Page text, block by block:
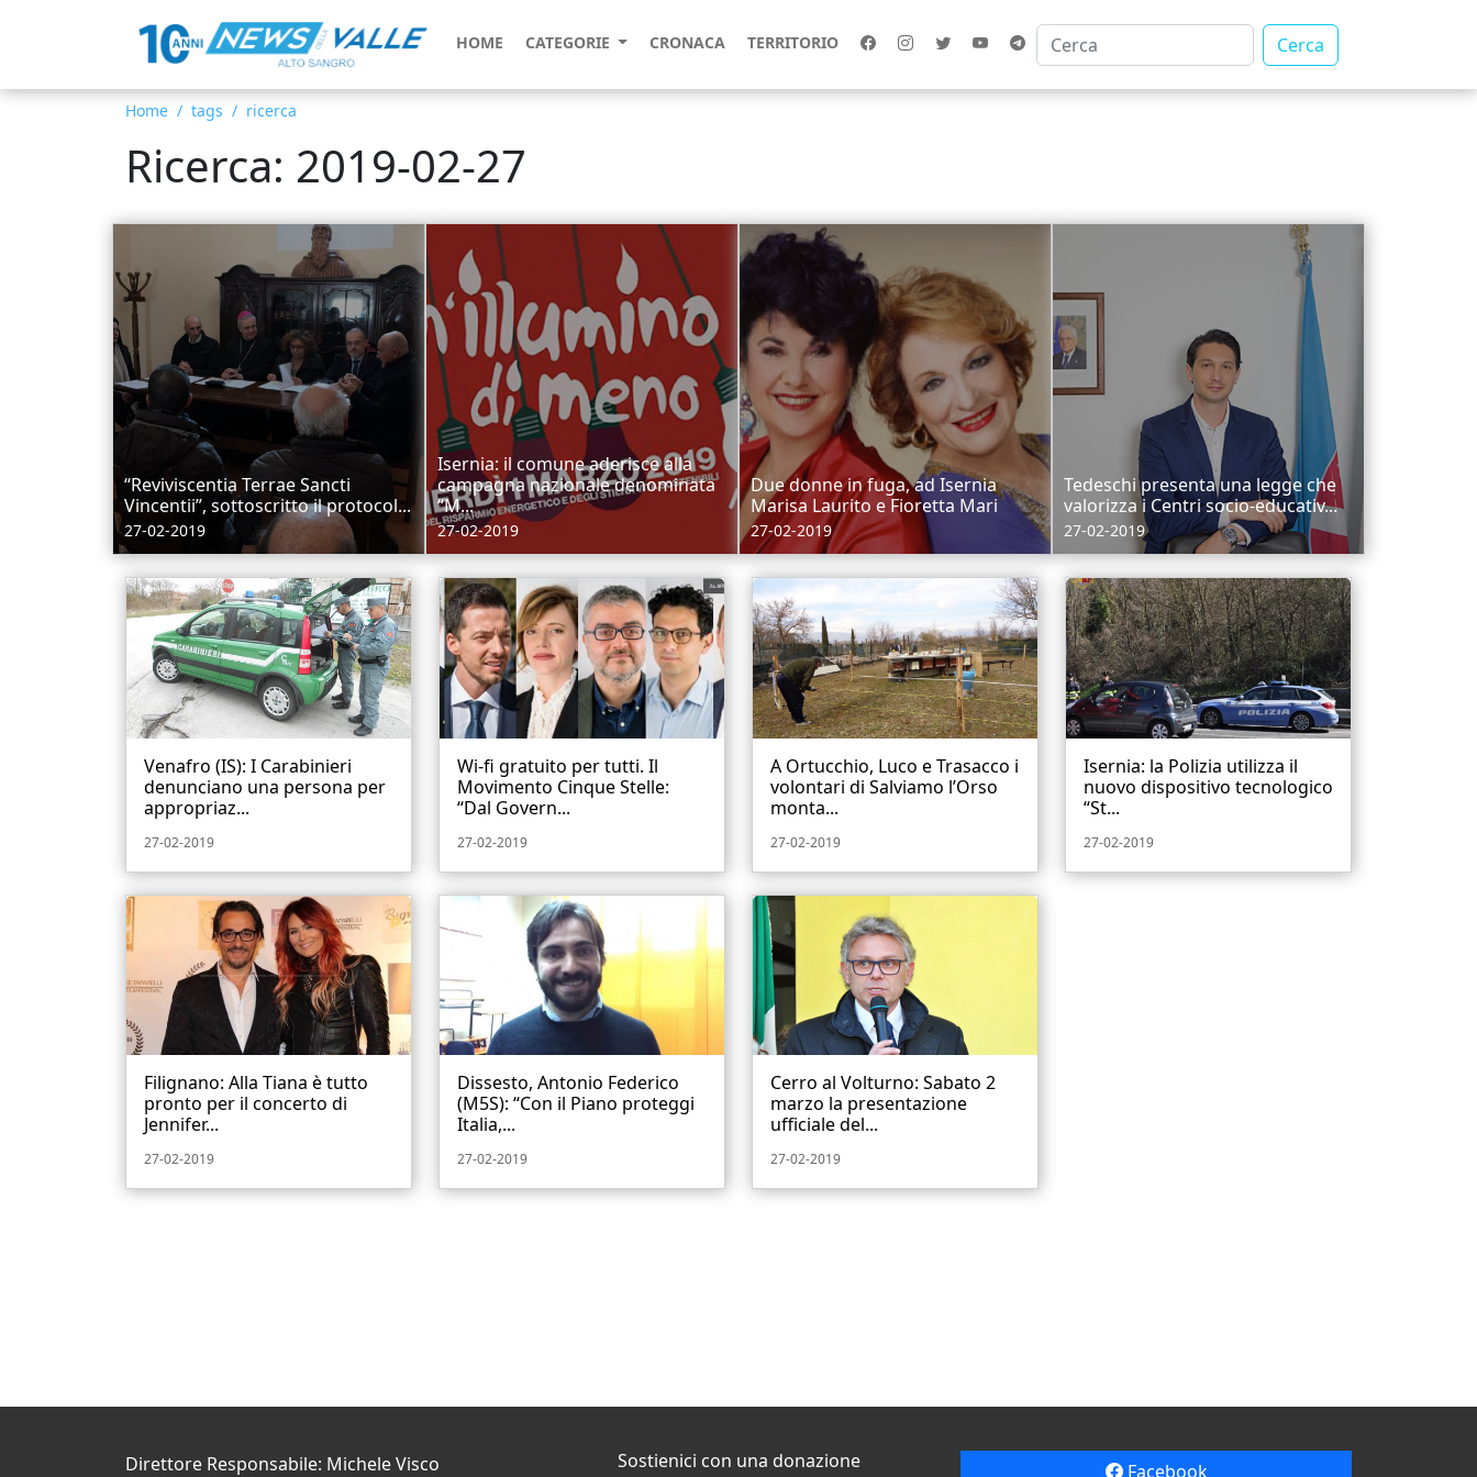
HOME CATEGORIE CRONACA TERRITORIO Cerca
Home tags ricerca
Ricerca: 2019-02-27
“Reviviscentia Terrae Sancti
Vincentii”, sottoscritto il protocol...
27-02-2019
Isernia: il comune aderisce alla
campagna nazionale denominata
“M...
27-02-2019
Due donne in fuga, ad Isernia
Marisa Laurito e Fioretta Mari
27-02-2019
Tedeschi presenta una legge che
valorizza i Centri socio-educativ...
27-02-2019
Venafro (IS): I Carabinieri
denunciano una persona per
appropriaz...
27-02-2019
Wi-fi gratuito per tutti. Il
Movimento Cinque Stelle:
“Dal Govern...
27-02-2019
A Ortucchio, Luco e Trasacco i
volontari di Salviamo l’Orso
monta...
27-02-2019
Isernia: la Polizia utilizza il
nuovo dispositivo tecnologico
“St...
27-02-2019
Filignano: Alla Tiana è tutto
pronto per il concerto di
Jennifer...
27-02-2019
Dissesto, Antonio Federico
(M5S): “Con il Piano proteggi
Italia,...
27-02-2019
Cerro al Volturno: Sabato 2
marzo la presentazione
ufficiale del...
27-02-2019
Direttore Responsabile: Michele Visco Sostienici con una donazione Facebook